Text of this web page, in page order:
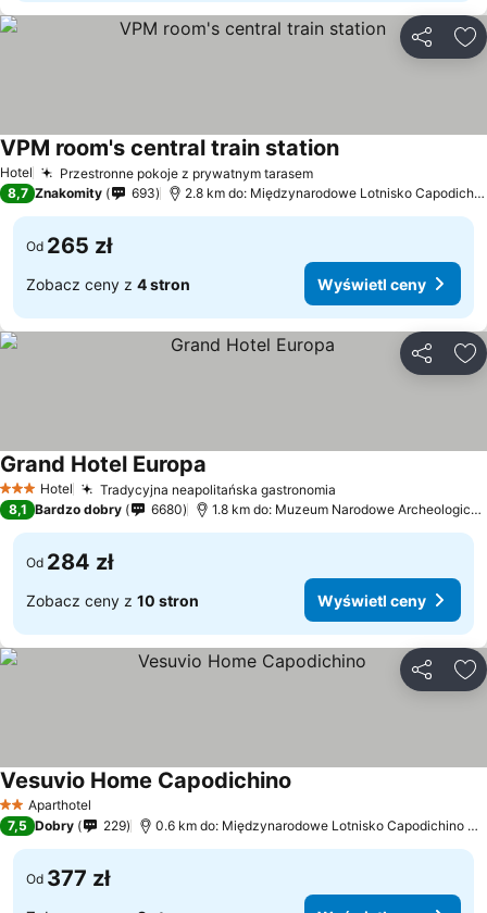
Hotel Przestronne pokoje z prywatnym tarasemWyświetl ceny
VPM room's central train stationWyświetl ceny
8,7 Znakomity 693 2.8 km do: Międzynarodowe Lotnisko
Od 265 zł
Zobacz ceny z 4 stron Wyświetl ceny
3 Kategoria
Hotel Tradycyjna neapolitańska gastronomia
Grand Hotel Europa
8,1 Bardzo dobry 6680 1.8 km do: Muzeum Narodowe
Od 284 zł
Zobacz ceny z 10 stron Wyświetl ceny
2 Kategoria
Aparthotel
Vesuvio Home Capodichino
7,5 Dobry 229 0.6 km do: Międzynarodowe Lotnisko Capodichino
Od 377 zł